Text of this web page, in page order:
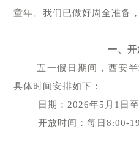
童年。我们已做好周全准备
一、开
五一假日期间，西安
具体时间安排如下：
日期：2026年5月1日至
开放时间：每日8:00-